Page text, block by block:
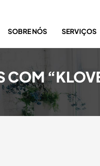
SOBRE NÓS SERVIÇOS
COM